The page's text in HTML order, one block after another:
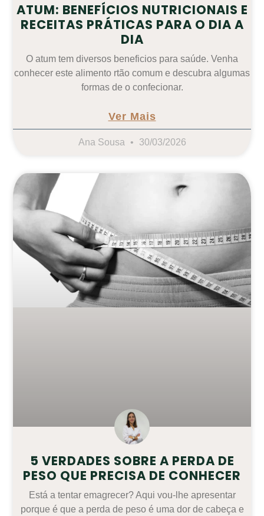
ATUM: BENEFÍCIOS NUTRICIONAIS E
RECEITAS PRÁTICAS PARA O DIA A
DIA
O atum tem diversos beneficios para saúde. Venha
conhecer este alimento rtão comum e descubra algumas
formas de o confecionar.
Ver Mais
Ana Sousa 30/03/2026
5 VERDADES SOBRE A PERDA DE
PESO QUE PRECISA DE CONHECER
Está a tentar emagrecer? Aqui vou-lhe apresentar
porque é que a perda de peso é uma dor de cabeça e